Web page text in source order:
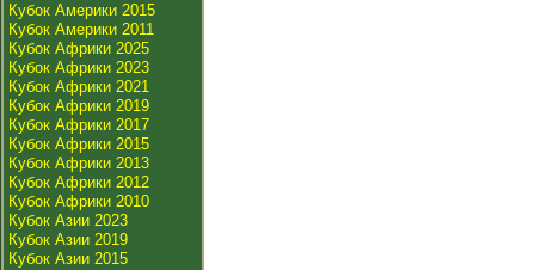
Кубок Америки 2015
Кубок Америки 2011
Кубок Африки 2025
Кубок Африки 2023
Кубок Африки 2021
Кубок Африки 2019
Кубок Африки 2017
Кубок Африки 2015
Кубок Африки 2013
Кубок Африки 2012
Кубок Африки 2010
Кубок Азии 2023
Кубок Азии 2019
Кубок Азии 2015